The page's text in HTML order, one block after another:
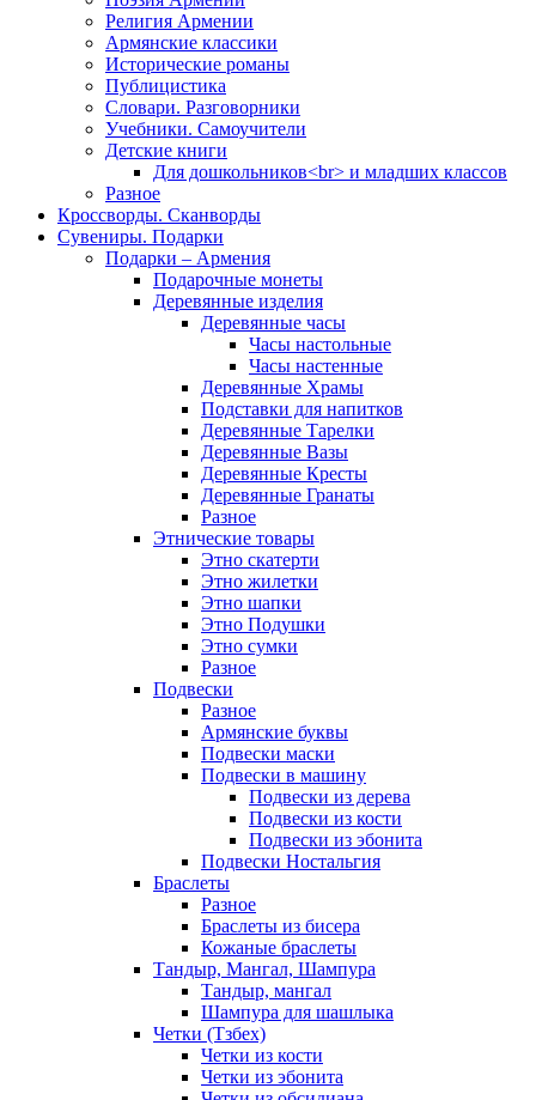
Религия Армении
Армянские классики
Исторические романы
Публицистика
Словари. Разговорники
Учебники. Самоучители
Детские книги
Для дошкольников<br> и младших классов
Разное
Кроссворды. Сканворды
Сувениры. Подарки
Подарки – Армения
Подарочные монеты
Деревянные изделия
Деревянные часы
Часы настольные
Часы настенные
Деревянные Храмы
Подставки для напитков
Деревянные Тарелки
Деревянные Вазы
Деревянные Кресты
Деревянные Гранаты
Разное
Этнические товары
Этно скатерти
Этно жилетки
Этно шапки
Этно Подушки
Этно сумки
Разное
Подвески
Разное
Армянские буквы
Подвески маски
Подвески в машину
Подвески из дерева
Подвески из кости
Подвески из эбонита
Подвески Ностальгия
Браслеты
Разное
Браслеты из бисера
Кожаные браслеты
Тандыр, Мангал, Шампура
Тандыр, мангал
Шампура для шашлыка
Четки (Тзбех)
Четки из кости
Четки из эбонита